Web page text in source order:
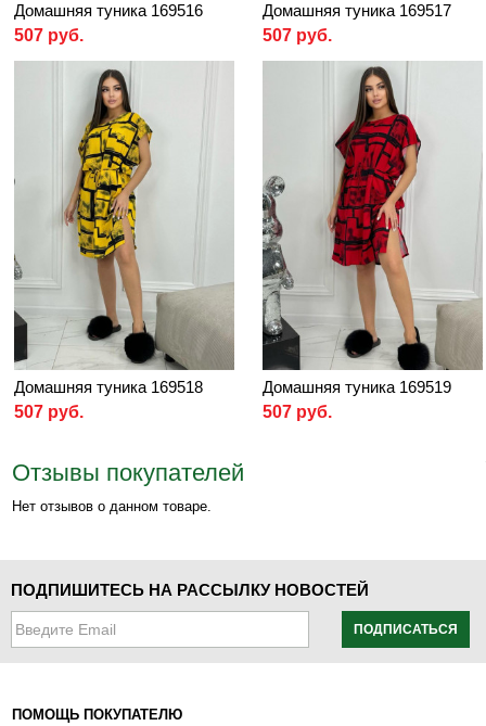
Домашняя туника 169516
507 руб.
Домашняя туника 169517
507 руб.
Домашняя туника 169518
507 руб.
Домашняя туника 169519
507 руб.
Отзывы покупателей
Нет отзывов о данном товаре.
ПОДПИШИТЕСЬ НА РАССЫЛКУ НОВОСТЕЙ
ПОДПИСАТЬСЯ
ПОМОЩЬ ПОКУПАТЕЛЮ